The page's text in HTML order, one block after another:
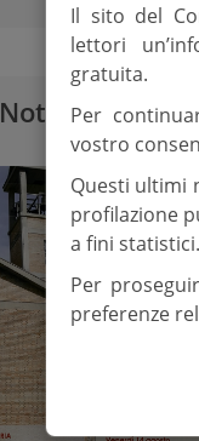
Notizie
Il sito del
lettori
gratuita.
Per
vostro
Questi ultimi
profilazione
a fini statistici.
Per
preferenze